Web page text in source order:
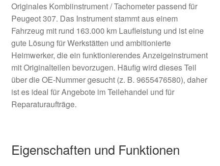
Originales Kombiinstrument / Tachometer passend für
Peugeot 307. Das Instrument stammt aus einem
Fahrzeug mit rund 163.000 km Laufleistung und ist eine
gute Lösung für Werkstätten und ambitionierte
Heimwerker, die ein funktionierendes Anzeigeinstrument
mit Originalteilen bevorzugen. Häufig wird dieses Teil
über die OE-Nummer gesucht (z. B. 9655476580), daher
ist es ideal für Angebote im Teilehandel und für
Reparaturaufträge.
Eigenschaften und Funktionen